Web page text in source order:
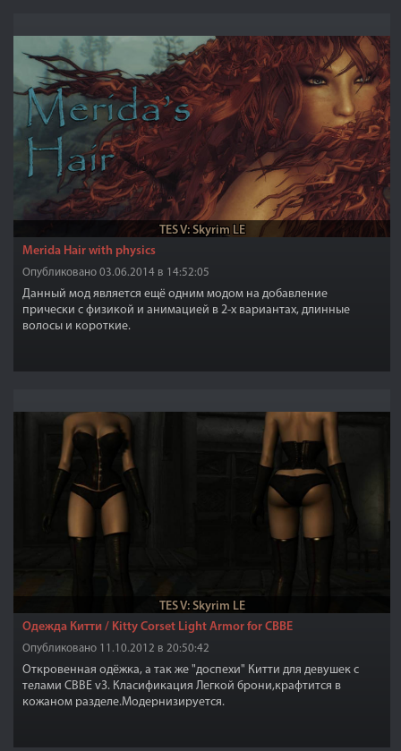
TES V: Skyrim LE
Merida Hair with physics
Опубликовано 03.06.2014 в 14:52:05
Данный мод является ещё одним модом на добавление
прически с физикой и анимацией в 2-х вариантах, длинные
волосы и короткие.
TES V: Skyrim LE
Одежда Китти / Kitty Corset Light Armor for CBBE
Опубликовано 11.10.2012 в 20:50:42
Откровенная одёжка, а так же "доспехи" Китти для девушек с
телами CBBE v3. Класификация Легкой брони,крафтится в
кожаном разделе.Модернизируется.